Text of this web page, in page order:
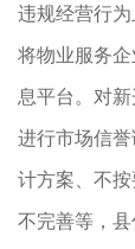
违规经营行
将物业服务
息平台。对
进行市场信
计方案、不
不完善等，